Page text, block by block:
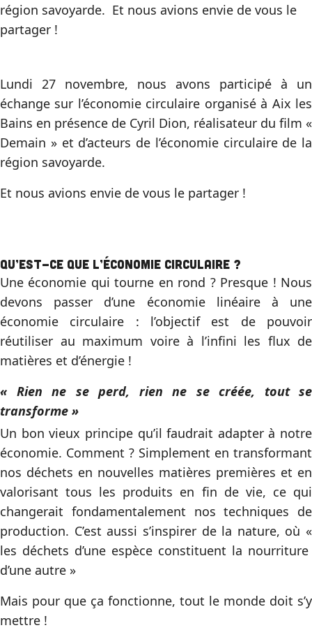
région savoyarde. Et nous avions envie de vous le
partager !
Lundi 27 novembre, nous avons participé à un
échange sur l’économie circulaire organisé à Aix les
Bains en présence de Cyril Dion, réalisateur du film «
Demain » et d’acteurs de l’économie circulaire de la
région savoyarde.
Et nous avions envie de vous le partager !
Qu’est-ce que l’économie circulaire ?
Une économie qui tourne en rond ? Presque ! Nous
devons passer d’une économie linéaire à une
économie circulaire : l’objectif est de pouvoir
réutiliser au maximum voire à l’infini les flux de
matières et d’énergie !
« Rien ne se perd, rien ne se créée, tout se
transforme »
Un bon vieux principe qu’il faudrait adapter à notre
économie. Comment ? Simplement en transformant
nos déchets en nouvelles matières premières et en
valorisant tous les produits en fin de vie, ce qui
changerait fondamentalement nos techniques de
production. C’est aussi s’inspirer de la nature, où «
les déchets d’une espèce constituent la nourriture
d’une autre »
Mais pour que ça fonctionne, tout le monde doit s’y
mettre !